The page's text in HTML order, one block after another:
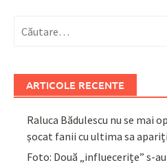
după:
ARTICOLE RECENTE
Raluca Bădulescu nu se mai
șocat fanii cu ultima sa
Foto: Două „influecerițe” s-